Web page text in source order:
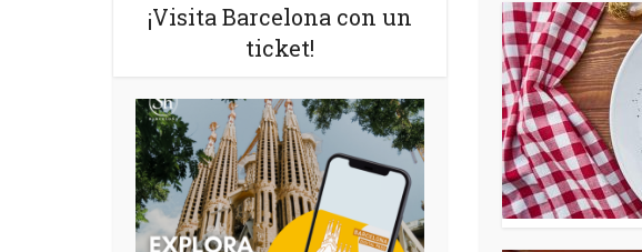
¡Visita Barcelona con un
ticket!